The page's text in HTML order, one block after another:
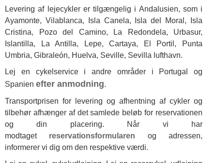
Levering af lejecykler er tilgængelig i Andalusien, som i
Ayamonte, Vilablanca, Isla Canela, Isla del Moral, Isla
Cristina, Pozo del Camino, La Redondela, Urbasur,
Islantilla, La Antilla, Lepe, Cartaya, El Portil, Punta
Umbria, Gibraleón, Huelva, Seville, Sevilla lufthavn.
Lej en cykelservice i andre områder i Portugal og
Spanien efter anmodning.
Transportprisen for levering og afhentning af cykler og
tilbehør afhænger af det samlede beløb for reservationen
og din placering. Når vi har
modtaget reservationsformularen og adressen,
informerer vi dig om den respektive værdi.